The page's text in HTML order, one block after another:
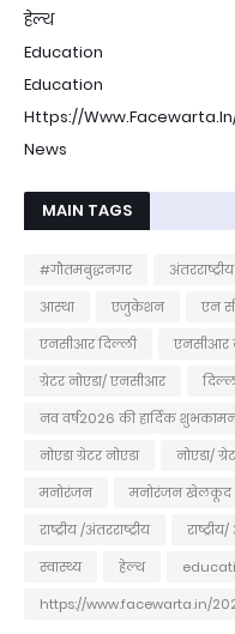
हेल्थ
Education
Education
Https://
News
MAIN TAGS
#गौतमबुद्धनगर अंतरराष्ट्रीय
आस्था
एजुकेशन एन
एनसीआर दिल्ली
एनसीआर
ग्रेटर नोएडा/ एनसीआर
नव वर्ष2026 की हार्दिक
नोएडा ग्रेटर नोएडा
नोएडा/
मनोरंजन
मनोरंजन खेलकूद
राष्ट्रीय /अंतरराष्ट्रीय
स्वास्थ्य
हेल्थ
https://www.facewarta.in/